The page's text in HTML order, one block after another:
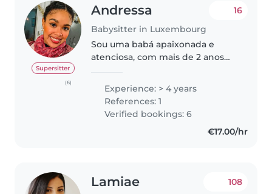
Supersitter
(6)
Andressa
Babysitter in Luxembourg
16
Sou uma babá apaixonada e
atenciosa, com mais de 2 anos
escolares. Sou responsável,
empática e adoro passar tempo
com crianças...
Experience: > 4 years
References: 1
Verified bookings: 6
€17.00/hr
Lamiae 108